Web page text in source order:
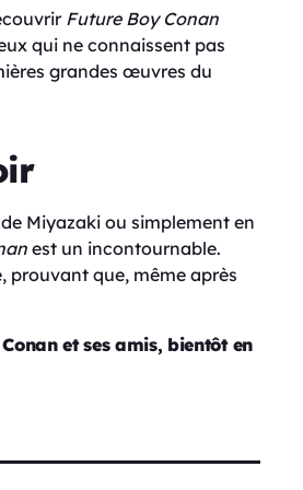
Future Boy Conan
qui ne connaissent pas
grandes œuvres du
Miyazaki ou simplement en
est un incontournable.
prouvant que, même après
et ses amis, bientôt en